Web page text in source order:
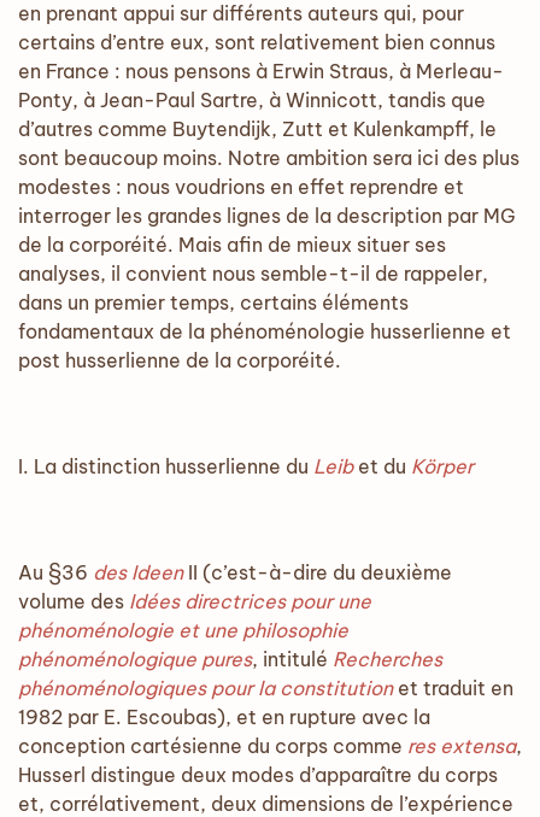
en prenant appui sur différents auteurs qui, pour
certains d’entre eux, sont relativement bien connus
en France : nous pensons à Erwin Straus, à Merleau-
Ponty, à Jean-Paul Sartre, à Winnicott, tandis que
d’autres comme Buytendijk, Zutt et Kulenkampff, le
sont beaucoup moins. Notre ambition sera ici des plus
modestes : nous voudrions en effet reprendre et
interroger les grandes lignes de la description par MG
de la corporéité. Mais afin de mieux situer ses
analyses, il convient nous semble-t-il de rappeler,
dans un premier temps, certains éléments
fondamentaux de la phénoménologie husserlienne et
post husserlienne de la corporéité.
I. La distinction husserlienne du Leibet du Körper
Au §36 des IdeenII (c’est-à-dire du deuxième
volume des Idées directrices pour une
phénoménologie et une philosophie
phénoménologique pures, intitulé Recherches
phénoménologiques pour la constitutionet traduit en
1982 par E. Escoubas), et en rupture avec la
conception cartésienne du corps comme res extensa,
Husserl distingue deux modes d’apparaître du corps
et, corrélativement, deux dimensions de l’expérience